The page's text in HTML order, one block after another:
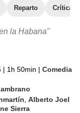
Reparto Críticas
la Habana"
| 1h 50min | Comedia
,Alberto Joel
Sierra